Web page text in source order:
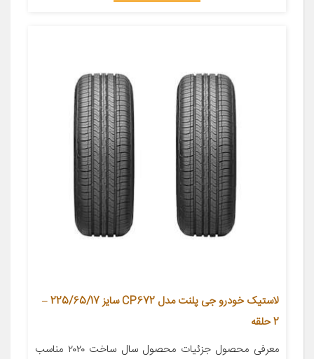
لاستیک خودرو جی پلنت مدل CP672 سایز 225/65/17 –
2 حلقه
معرفی محصول جزئیات محصول سال ساخت ۲۰۲۰ مناسب